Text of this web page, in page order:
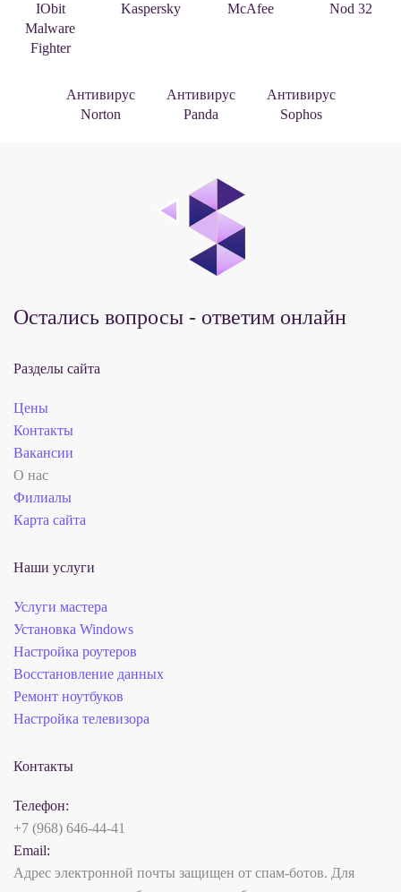
IObit
Malware
Fighter
Kaspersky
McAfee
Nod 32
Антивирус
Norton
Антивирус
Panda
Антивирус
Sophos
Остались вопросы - ответим онлайн
Разделы сайта
Цены
Контакты
Вакансии
О нас
Филиалы
Карта сайта
Наши услуги
Услуги мастера
Установка Windows
Настройка роутеров
Восстановление данных
Ремонт ноутбуков
Настройка телевизора
Контакты
Телефон:
+7 (968) 646-44-41
Email:
Адрес электронной почты защищен от спам-ботов. Для